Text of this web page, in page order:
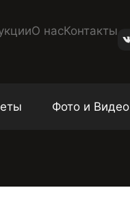
О насКонтакты
Фото и Видео